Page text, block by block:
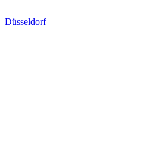
Düsseldorf